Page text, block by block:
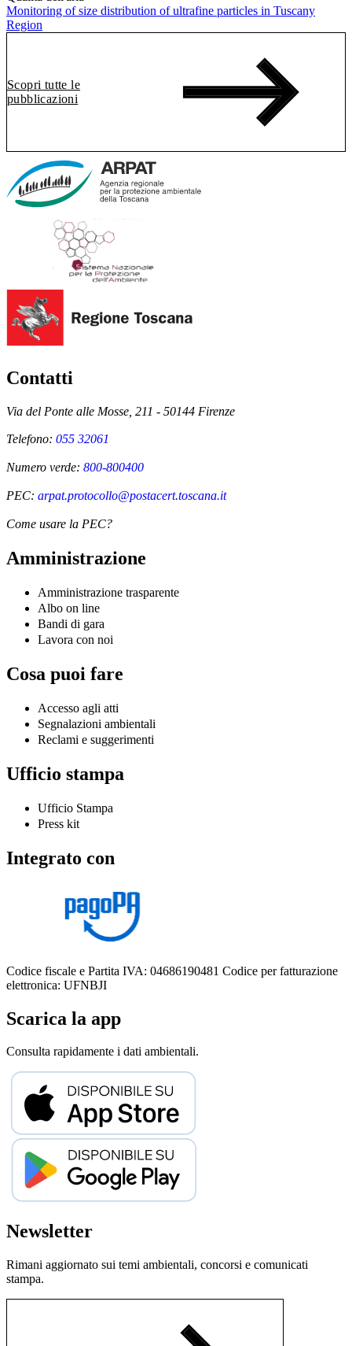
Monitoring of size distribution of ultrafine particles in Tuscany
Region
Scopri tutte le
pubblicazioni
Contatti
Via del Ponte alle Mosse, 211 - 50144 Firenze
Telefono: 055 32061
Numero verde: 800-800400
PEC: arpat.protocollo@postacert.toscana.it
Come usare la PEC?
Amministrazione
Amministrazione trasparente
Albo on line
Bandi di gara
Lavora con noi
Cosa puoi fare
Accesso agli atti
Segnalazioni ambientali
Reclami e suggerimenti
Ufficio stampa
Ufficio Stampa
Press kit
Integrato con
Codice fiscale e Partita IVA: 04686190481 Codice per fatturazione
elettronica: UFNBJI
Scarica la app
Consulta rapidamente i dati ambientali.
Newsletter
Rimani aggiornato sui temi ambientali, concorsi e comunicati
stampa.